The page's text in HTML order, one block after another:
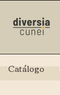
Catálogo